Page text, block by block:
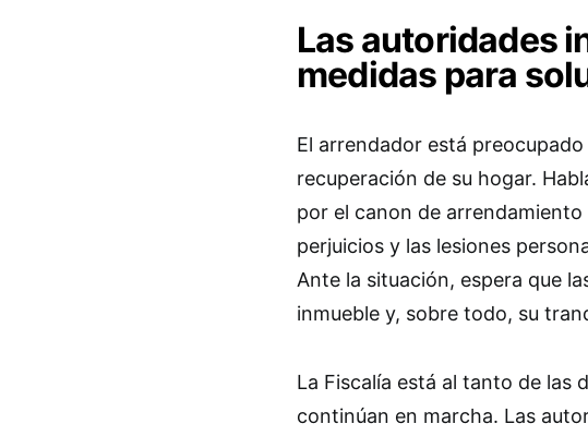
Las autoridades
medidas para
El arrendador está
recuperación de su hogar.
por el canon de
perjuicios y las lesiones
Ante la situación, espera que
inmueble y, sobre todo, su
La Fiscalía está al tanto de las
continúan en marcha. Las